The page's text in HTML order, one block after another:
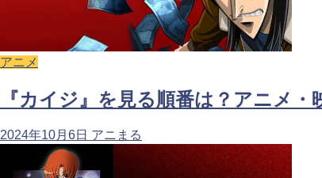
アニメ
『カイジ』を見る順番は？アニメ
2024年10月6日 アニまる